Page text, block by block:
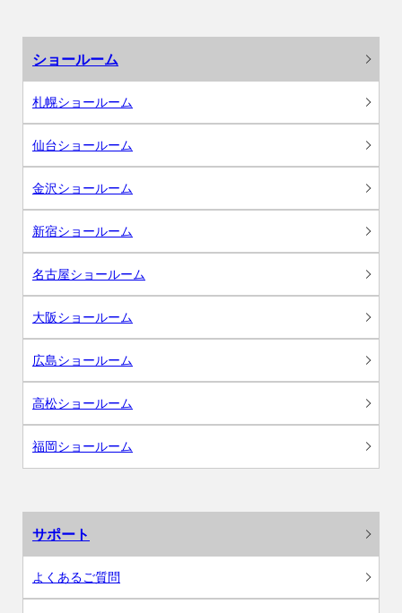
ショールーム
札幌ショールーム
仙台ショールーム
金沢ショールーム
新宿ショールーム
名古屋ショールーム
大阪ショールーム
広島ショールーム
高松ショールーム
福岡ショールーム
サポート
よくあるご質問